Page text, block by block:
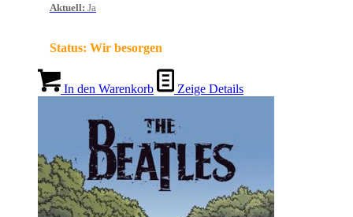
Aktuell: Ja
Status: Wir besorgen
In den Warenkorb Zeige Details